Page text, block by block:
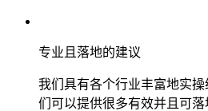
专业且落地的建议
我们具有各个行业丰富地实
们可以提供很多有效并且可